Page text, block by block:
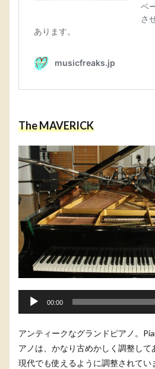
The MAVERICK
音
レ
ー
ヤ
00:00
アンティークなグランドピアノ。
アノは、かなり古めかしく調整し
現代でも使えるように調整されてい